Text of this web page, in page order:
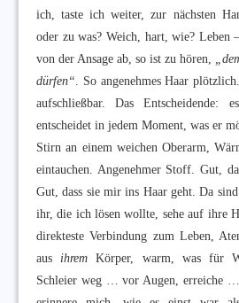
ich, taste ich weiter, zur nächsten
oder zu was? Weich, hart, wie? Leben
von der Ansage ab, so ist zu hören,
dürfen“ . So angenehmes Haar
aufschließbar. Das Entscheidende:
entscheidet in jedem Moment, was er
Stirn an einem weichen Oberarm,
eintauchen. Angenehmer Stoff. Gut,
Gut, dass sie mir ins Haar geht. Da
ihr, die ich lösen wollte, sehe auf ihre
direkteste Verbindung zum Leben,
aus ihrem Körper, warm, was für
Schleier weg … vor Augen, erreiche …